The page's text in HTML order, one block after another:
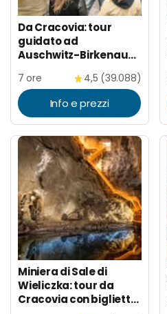
Da Cracovia: tour
guidato ad
Auschwitz-Birkenau
con pick-up in hotel
7 ore 4,5 (39.088)
Info e prezzi
Miniera di Sale di
Wieliczka: tour da
Cracovia con biglietto